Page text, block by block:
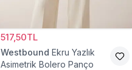
517,50TL
Westbound Ekru Yazlık
Asimetrik Bolero Panço